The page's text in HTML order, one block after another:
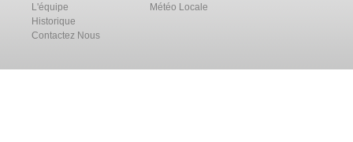
L'équipe
Historique
Contactez Nous
Météo Locale